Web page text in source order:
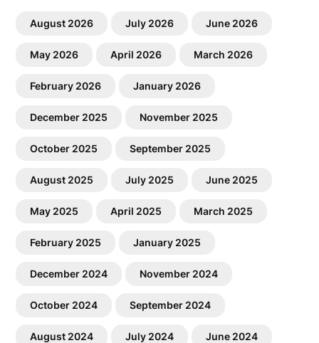
August 2026 July 2026 June 2026
May 2026 April 2026 March 2026
February 2026 January 2026
December 2025 November 2025
October 2025 September 2025
August 2025 July 2025 June 2025
May 2025 April 2025 March 2025
February 2025 January 2025
December 2024 November 2024
October 2024 September 2024
August 2024 July 2024 June 2024